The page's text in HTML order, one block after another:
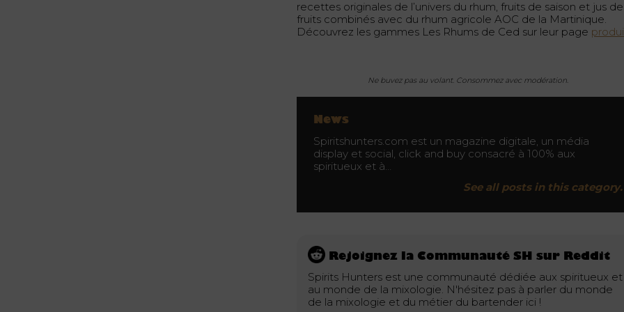
recettes originales de l’univers du rhum, fruits de saison et jus de
fruits combinés avec du rhum agricole AOC de la Martinique.
Découvrez les gammes Les Rhums de Ced sur leur page
Ne buvez pas au volant. Consommez avec modération.
News
Spiritshunters.com est un magazine digitale, un média
display et social, click and buy consacré à 100% aux
spiritueux et à…
See all posts in this category.
Rejoignez la Communauté SH sur Reddit
Spirits Hunters est une communauté dédiée aux spiritueux et
au monde de la mixologie. N'hésitez pas à parler du monde
de la mixologie et du métier du bartender ici !